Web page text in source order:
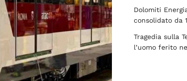
Dolomiti
consolidato da
Tragedia sulla
l’uomo ferito